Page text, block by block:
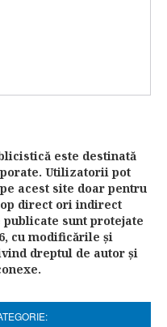
este destinată
Utilizatorii pot
acest site doar pentru
direct ori indirect
sunt protejate
cu modificările şi
dreptul de autor şi